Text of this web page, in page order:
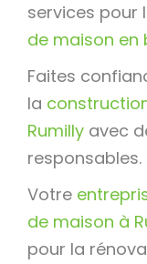
services pour
de maison en
Faites
la
Rumilly avec
responsables.
Votre
de maison à
pour la